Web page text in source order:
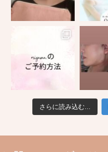
さらに読み込む...